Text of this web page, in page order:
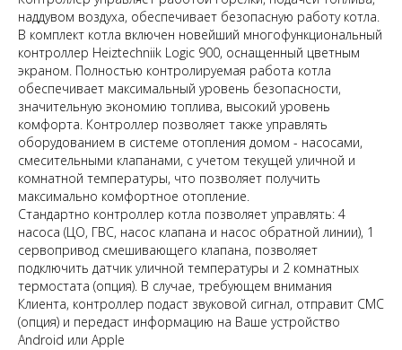
наддувом воздуха, обеспечивает безопасную работу котла.
В комплект котла включен новейший многофункциональный
контроллер Heiztechniik Logic 900, оснащенный цветным
экраном. Полностью контролируемая работа котла
обеспечивает максимальный уровень безопасности,
значительную экономию топлива, высокий уровень
комфорта. Контроллер позволяет также управлять
оборудованием в системе отопления домом - насосами,
смесительными клапанами, с учетом текущей уличной и
комнатной температуры, что позволяет получить
максимально комфортное отопление.
Стандартно контроллер котла позволяет управлять: 4
насоса (ЦО, ГВС, насос клапана и насос обратной линии), 1
сервопривод смешивающего клапана, позволяет
подключить датчик уличной температуры и 2 комнатных
термостата (опция). В случае, требующем внимания
Клиента, контроллер подаст звуковой сигнал, отправит СМС
(опция) и передаст информацию на Ваше устройство
Android или Apple